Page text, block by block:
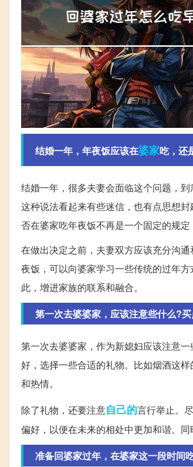
结婚一年，年夜饭应该在婆家吃，还
结婚一年，很多夫妻会面临这个问题，
这种说法看起来有些迷信，也有点思想
否在婆家吃年夜饭不再是一个固定的规
在做出决定之前，夫妻双方应该充分沟
夜饭，可以向婆家学习一些传统的过年
此，增进家族的联系和融合。
第一次去婆婆家，应该注意些什么?买
第一次去婆婆家，作为新媳妇应该注意
好，选择一些合适的礼物。比如烟酒这
和热情。
除了礼物，还要注意自己的言行举止。
偏好，以便在未来的相处中更加和谐。
准备回婆家过年，在婆家这一段时间